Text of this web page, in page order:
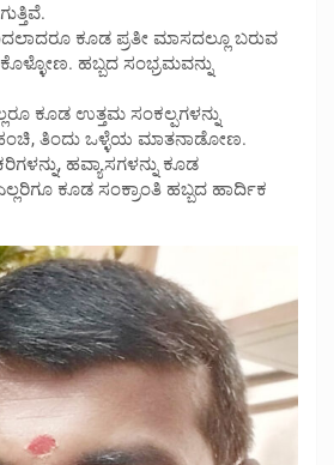
ಕೂಡ ಪ್ರತೀ ಮಾಸದಲ್ಲೂ ಬರುವ
ಹಬ್ಬದ ಸಂಭ್ರಮವನ್ನು
ಕೂಡ ಉತ್ತಮ ಸಂಕಲ್ಪಗಳನ್ನು
ಹಂಚಿ, ತಿಂದು ಒಳ್ಳೆಯ ಮಾತನಾಡೋಣ.
ಹವ್ಯಾಸಗಳನ್ನು ಕೂಡ
ಕೂಡ ಸಂಕ್ರಾಂತಿ ಹಬ್ಬದ ಹಾರ್ದಿಕ